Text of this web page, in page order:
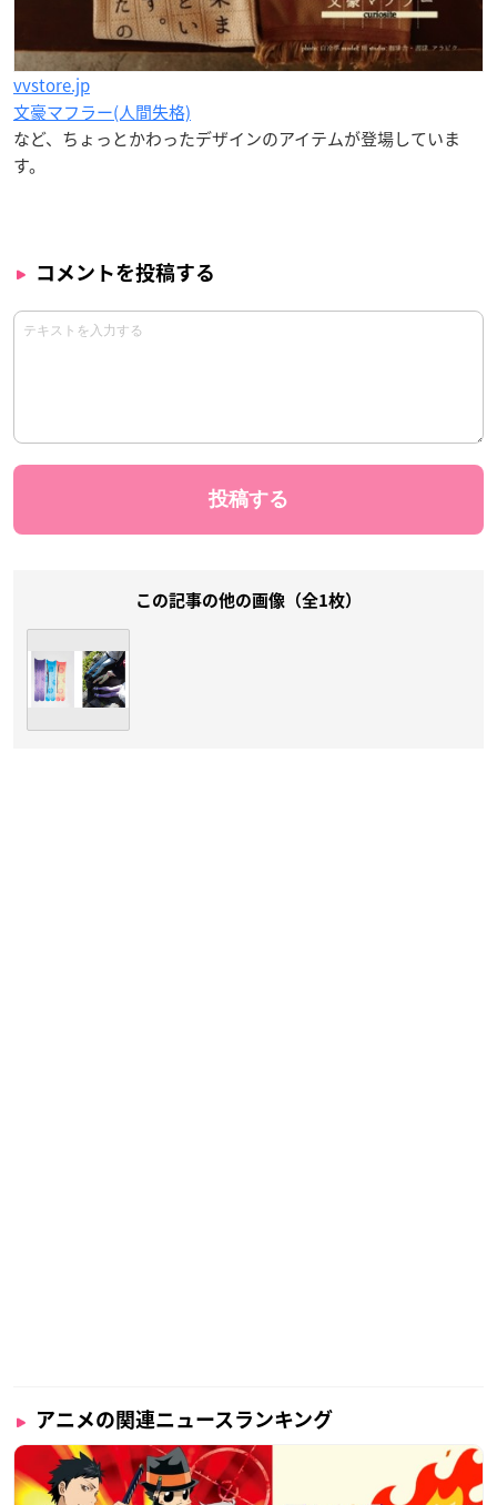
vvstore.jp
文豪マフラー(人間失格)
など、ちょっとかわったデザインのアイテムが登場していま
す。
コメントを投稿する
この記事の他の画像（全1枚）
アニメの関連ニュースランキング